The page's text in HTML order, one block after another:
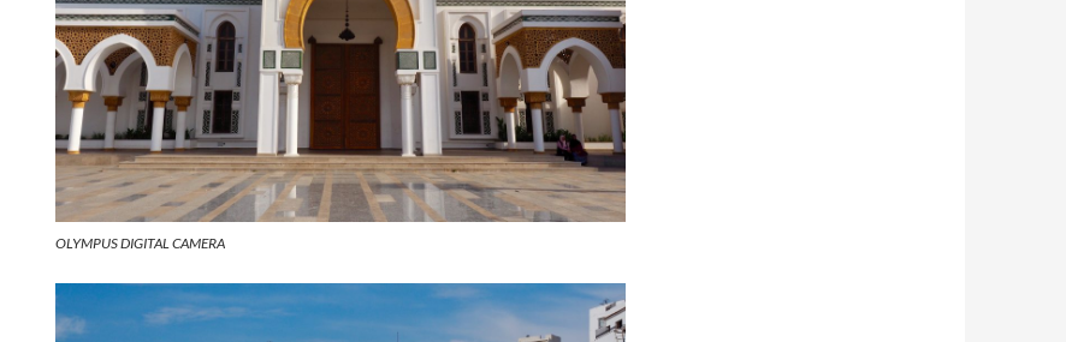
OLYMPUS DIGITAL CAMERA